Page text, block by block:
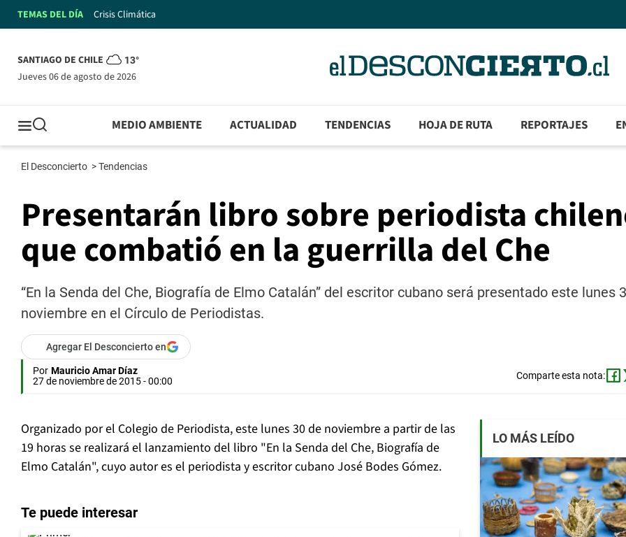
TEMAS DEL DÍA Crisis Climática
SANTIAGO DE CHILE 13°
jueves 06 de agosto de 2026
MEDIO AMBIENTE ACTUALIDAD TENDENCIAS HOJA DE RUTA REPORTAJES
El Desconcierto >Tendencias
Presentarán libro sobre periodista
que combatió en la guerrilla del Che
“En la Senda del Che, Biografía de Elmo Catalán” del escritor cubano será presentado este lunes
noviembre en el Círculo de Periodistas.
Agregar El Desconcierto en
Por Mauricio Amar Díaz
27 de noviembre de 2015 - 00:00
Comparte esta nota:
Organizado por el Colegio de Periodista, este lunes 30 de noviembre a partir de las
19 horas se realizará el lanzamiento del libro "En la Senda del Che, Biografía de
Elmo Catalán", cuyo autor es el periodista y escritor cubano José Bodes Gómez.
Te puede interesar
LO MÁS LEÍDO